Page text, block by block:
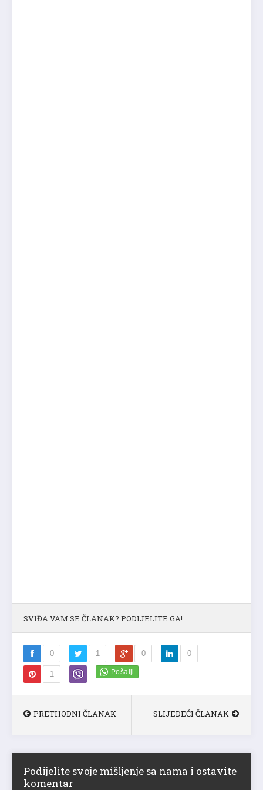
SVIĐA VAM SE ČLANAK? PODIJELITE GA!
0 1 0 0
1
PRETHODNI ČLANAK SLIJEDEĆI ČLANAK
Podijelite svoje mišljenje sa nama i ostavite
komentar